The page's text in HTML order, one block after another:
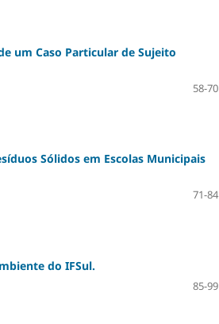
um Caso Particular de Sujeito
58-70
Sólidos em Escolas Municipais
71-84
do IFSul.
85-99